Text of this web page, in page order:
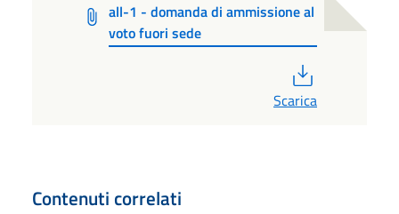
all-1 - domanda di ammissione al
voto fuori sede
Scarica
Contenuti correlati